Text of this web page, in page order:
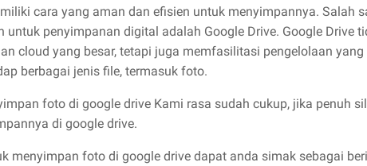
cara yang aman dan efisien untuk menyimpannya. Salah
untuk penyimpanan digital adalah Google Drive. Google Drive
cloud yang besar, tetapi juga memfasilitasi pengelolaan
berbagai jenis file, termasuk foto.
foto di google drive Kami rasa sudah cukup, jika penuh
di google drive.
menyimpan foto di google drive dapat anda simak sebagai